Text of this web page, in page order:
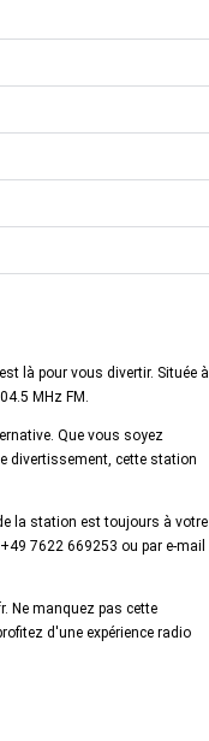
là pour vous divertir. Située à
MHz FM.
Que vous soyez
divertissement, cette station
la station est toujours à votre
7622 669253 ou par e-mail
Ne manquez pas cette
d'une expérience radio